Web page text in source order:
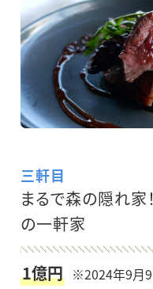
三軒目
まるで森の隠れ家
の一軒家
1億円 ※2024年9月